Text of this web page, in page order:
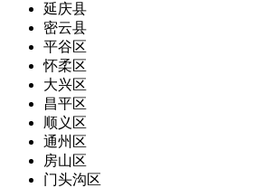
延庆县
密云县
平谷区
怀柔区
大兴区
昌平区
顺义区
通州区
房山区
门头沟区